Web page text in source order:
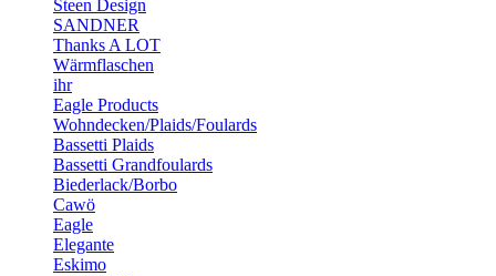
Steen Design
SANDNER
Thanks A LOT
Wärmflaschen
ihr
Eagle Products
Wohndecken/Plaids/Foulards
Bassetti Plaids
Bassetti Grandfoulards
Biederlack/Borbo
Cawö
Eagle
Elegante
Eskimo